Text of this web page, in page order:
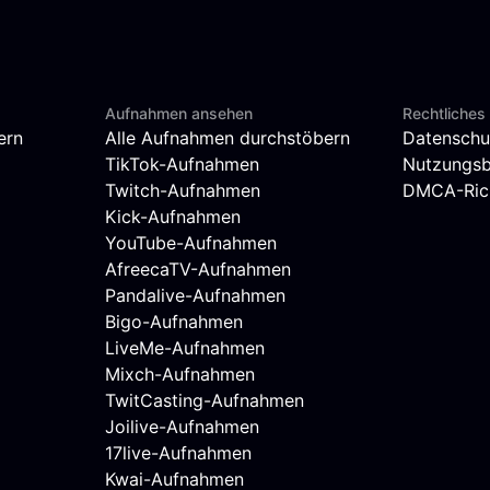
Aufnahmen ansehen
Alle Aufnahmen durchstöbern
TikTok-Aufnahmen
Twitch-Aufnahmen
Kick-Aufnahmen
YouTube-Aufnahmen
AfreecaTV-Aufnahmen
Pandalive-Aufnahmen
Bigo-Aufnahmen
LiveMe-Aufnahmen
Mixch-Aufnahmen
TwitCasting-Aufnahmen
Joilive-Aufnahmen
17live-Aufnahmen
Kwai-Aufnahmen
Rechtliches
DMCA-